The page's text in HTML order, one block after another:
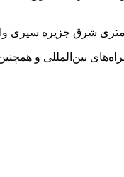
بین‌المللی و